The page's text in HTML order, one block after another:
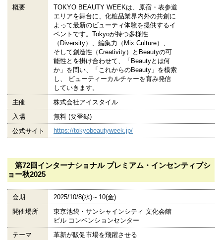
概要
TOKYO BEAUTY WEEKは、原宿・表参道
エリアを舞台に、化粧品業界内外の共創に
よって最新のビューティ体験を提供するイ
ベントです。Tokyoが持つ多様性
（Diversity）、編集力（Mix Culture）、
そして創造性（Creativity）とBeautyの可
能性とを掛け合わせて、「Beautyとは何
か」を問い、「これからのBeauty」を模索
し、 ビューティーカルチャーを育み発信
していきます。
主催
株式会社アイスタイル
入場
無料 (要登録)
公式サイト
https://tokyobeautyweek.jp/
第72回インターナショナル プレミアム・インセンティブシ
ョー秋2025
会期
2025/10/8(水)～10(金)
開催場所
東京池袋・サンシャインシティ 文化会館
ビル コンベンションセンター
テーマ
革新が販促市場を飛躍させる